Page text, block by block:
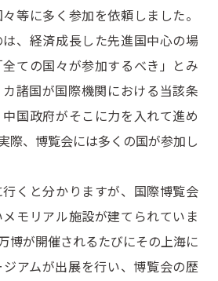
等に多く参加を依頼しました。
、経済成長した先進国中心の場
ての国々が参加するべき」とみ
諸国が国際機関における当該条
国政府がそこに力を入れて進め
際、博覧会には多くの国が参加し
くと分かりますが、国際博覧会
モリアル施設が建てられていま
博が開催されるたびにその上海に
アムが出展を行い、博覧会の歴